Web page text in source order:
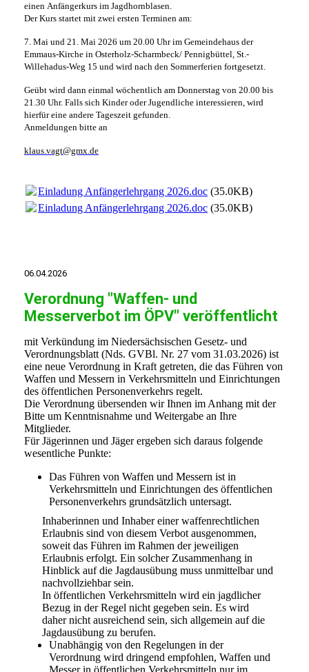
einen Anfängerkurs im Jagdhornblasen.
Der Kurs startet mit zwei ersten Terminen am:
7. Mai und 21. Mai 2026 um 20.00 Uhr im Gemeindehaus der
Emmaus-Kirche in Osterholz-Scharmbeck/ Pennigbüttel, St.-
Willehadus-Weg 15 und wird nach den Sommerferien fortgesetzt.
Geübt wird dann einmal wöchentlich am Donnerstag von 20.00 bis
21.30 Uhr. Falls sich Kinder oder Jugendliche interessieren, wird
hierfür eine andere Tageszeit gefunden.
Anmeldungen bitte an
klaus.vagt@gmx.de
Einladung Anfängerlehrgang 2026.doc (35.0KB)
Einladung Anfängerlehrgang 2026.doc (35.0KB)
06.04.2026
Verordnung "Waffen- und
Messerverbot im ÖPV" veröffentlicht
mit Verkündung im Niedersächsischen Gesetz- und
Verordnungsblatt (Nds. GVBl. Nr. 27 vom 31.03.2026) ist
eine neue Verordnung in Kraft getreten, die das Führen von
Waffen und Messern in Verkehrsmitteln und Einrichtungen
des öffentlichen Personenverkehrs regelt.
Die Verordnung übersenden wir Ihnen im Anhang mit der
Bitte um Kenntnisnahme und Weitergabe an Ihre
Mitglieder.
Für Jägerinnen und Jäger ergeben sich daraus folgende
wesentliche Punkte:
Das Führen von Waffen und Messern ist in
Verkehrsmitteln und Einrichtungen des öffentlichen
Personenverkehrs grundsätzlich untersagt.
Inhaberinnen und Inhaber einer waffenrechtlichen
Erlaubnis sind von diesem Verbot ausgenommen,
soweit das Führen im Rahmen der jeweiligen
Erlaubnis erfolgt. Ein solcher Zusammenhang in
Hinblick auf die Jagdausübung muss unmittelbar und
nachvollziehbar sein.
In öffentlichen Verkehrsmitteln wird ein jagdlicher
Bezug in der Regel nicht gegeben sein. Es wird
daher nicht ausreichend sein, sich allgemein auf die
Jagdausübung zu berufen.
Unabhängig von den Regelungen in der
Verordnung wird dringend empfohlen, Waffen und
Messer in öffentlichen Verkehrsmitteln nur im